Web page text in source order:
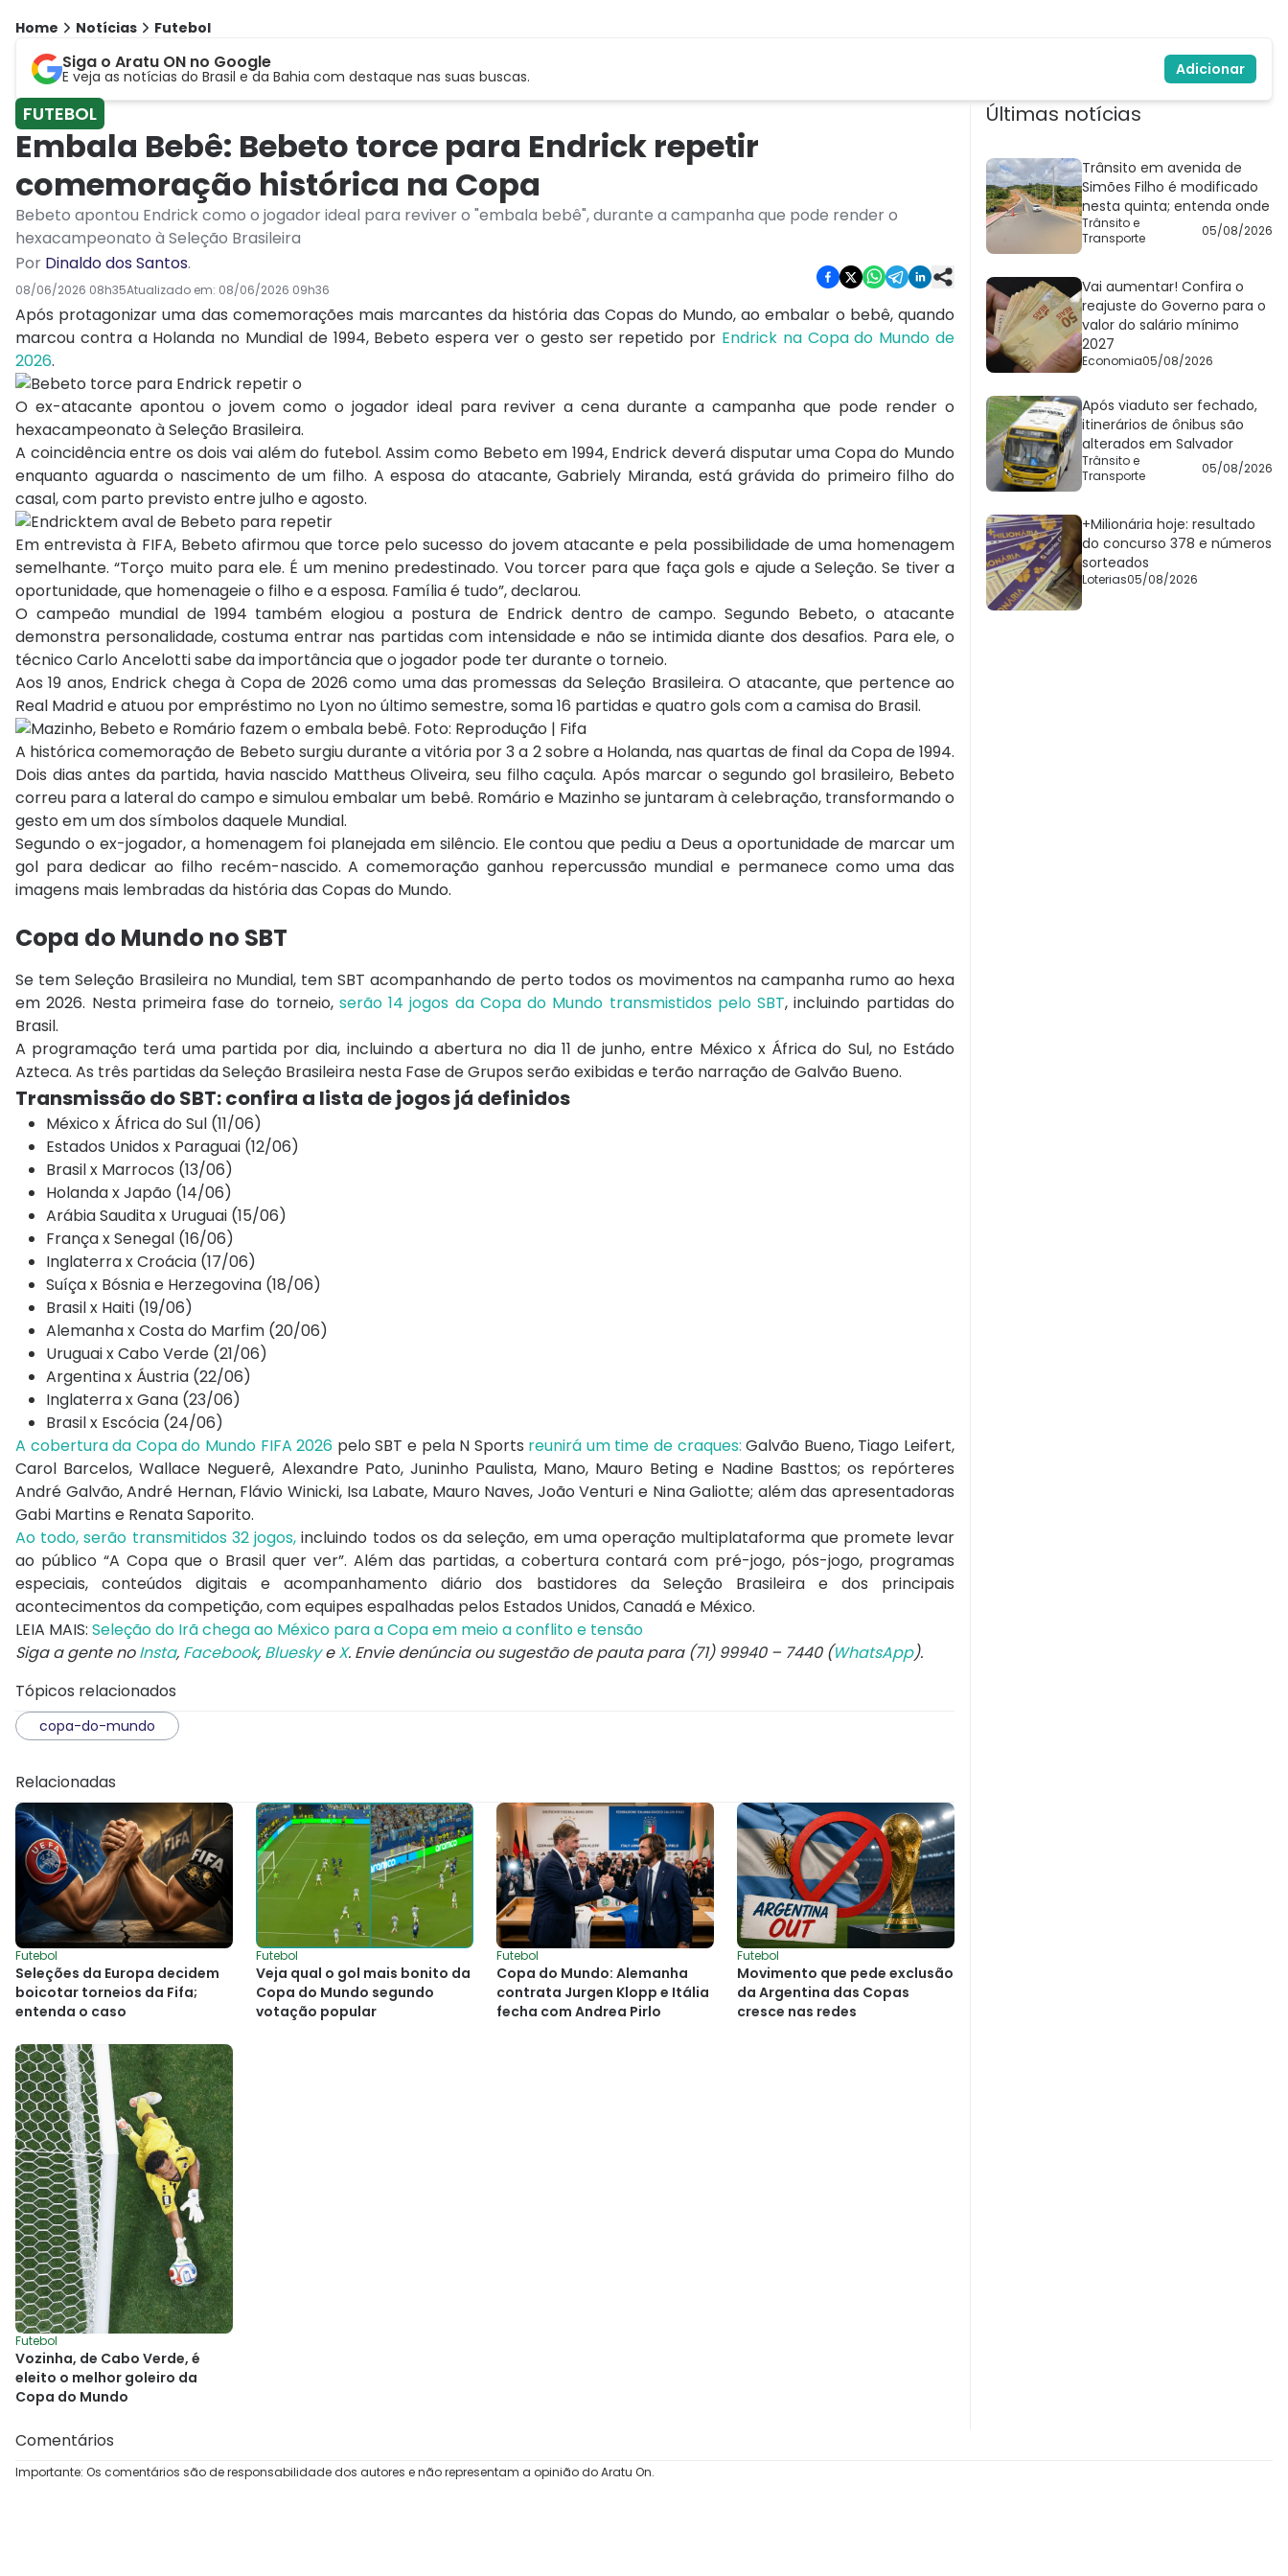
Home Notícias Futebol
Siga o Aratu ON no Google
E veja as notícias do Brasil e da Bahia com destaque nas suas buscas. Adicionar
FUTEBOL
Embala Bebê: Bebeto torce para Endrick repetir
comemoração histórica na Copa
Bebeto apontou Endrick como o jogador ideal para reviver o "embala bebê", durante a campanha que pode render o
hexacampeonato à Seleção Brasileira
Por Dinaldo dos Santos.
08/06/2026 08h35Atualizado em: 08/06/2026 09h36
Após protagonizar uma das comemorações mais marcantes da história das Copas do Mundo, ao embalar o bebê, quando
marcou contra a Holanda no Mundial de 1994, Bebeto espera ver o gesto ser repetido por Endrick na Copa do Mundo de
2026.
O ex-atacante apontou o jovem como o jogador ideal para reviver a cena durante a campanha que pode render o
hexacampeonato à Seleção Brasileira.
A coincidência entre os dois vai além do futebol. Assim como Bebeto em 1994, Endrick deverá disputar uma Copa do Mundo
enquanto aguarda o nascimento de um filho. A esposa do atacante, Gabriely Miranda, está grávida do primeiro filho do
casal, com parto previsto entre julho e agosto.
Em entrevista à FIFA, Bebeto afirmou que torce pelo sucesso do jovem atacante e pela possibilidade de uma homenagem
semelhante. “Torço muito para ele. É um menino predestinado. Vou torcer para que faça gols e ajude a Seleção. Se tiver a
oportunidade, que homenageie o filho e a esposa. Família é tudo”, declarou.
O campeão mundial de 1994 também elogiou a postura de Endrick dentro de campo. Segundo Bebeto, o atacante
demonstra personalidade, costuma entrar nas partidas com intensidade e não se intimida diante dos desafios. Para ele, o
técnico Carlo Ancelotti sabe da importância que o jogador pode ter durante o torneio.
Aos 19 anos, Endrick chega à Copa de 2026 como uma das promessas da Seleção Brasileira. O atacante, que pertence ao
Real Madrid e atuou por empréstimo no Lyon no último semestre, soma 16 partidas e quatro gols com a camisa do Brasil.
A histórica comemoração de Bebeto surgiu durante a vitória por 3 a 2 sobre a Holanda, nas quartas de final da Copa de 1994.
Dois dias antes da partida, havia nascido Mattheus Oliveira, seu filho caçula. Após marcar o segundo gol brasileiro, Bebeto
correu para a lateral do campo e simulou embalar um bebê. Romário e Mazinho se juntaram à celebração, transformando o
gesto em um dos símbolos daquele Mundial.
Segundo o ex-jogador, a homenagem foi planejada em silêncio. Ele contou que pediu a Deus a oportunidade de marcar um
gol para dedicar ao filho recém-nascido. A comemoração ganhou repercussão mundial e permanece como uma das
imagens mais lembradas da história das Copas do Mundo.
Copa do Mundo no SBT
Se tem Seleção Brasileira no Mundial, tem SBT acompanhando de perto todos os movimentos na campanha rumo ao hexa
em 2026. Nesta primeira fase do torneio, serão 14 jogos da Copa do Mundo transmistidos pelo SBT, incluindo partidas do
Brasil.
A programação terá uma partida por dia, incluindo a abertura no dia 11 de junho, entre México x África do Sul, no Estádo
Azteca. As três partidas da Seleção Brasileira nesta Fase de Grupos serão exibidas e terão narração de Galvão Bueno.
Transmissão do SBT: confira a lista de jogos já definidos
México x África do Sul (11/06)
Estados Unidos x Paraguai (12/06)
Brasil x Marrocos (13/06)
Holanda x Japão (14/06)
Arábia Saudita x Uruguai (15/06)
França x Senegal (16/06)
Inglaterra x Croácia (17/06)
Suíça x Bósnia e Herzegovina (18/06)
Brasil x Haiti (19/06)
Alemanha x Costa do Marfim (20/06)
Uruguai x Cabo Verde (21/06)
Argentina x Áustria (22/06)
Inglaterra x Gana (23/06)
Brasil x Escócia (24/06)
A cobertura da Copa do Mundo FIFA 2026 pelo SBT e pela N Sports reunirá um time de craques: Galvão Bueno, Tiago Leifert,
Carol Barcelos, Wallace Neguerê, Alexandre Pato, Juninho Paulista, Mano, Mauro Beting e Nadine Basttos; os repórteres
André Galvão, André Hernan, Flávio Winicki, Isa Labate, Mauro Naves, João Venturi e Nina Galiotte; além das apresentadoras
Gabi Martins e Renata Saporito.
Ao todo, serão transmitidos 32 jogos, incluindo todos os da seleção, em uma operação multiplataforma que promete levar
ao público “A Copa que o Brasil quer ver”. Além das partidas, a cobertura contará com pré-jogo, pós-jogo, programas
especiais, conteúdos digitais e acompanhamento diário dos bastidores da Seleção Brasileira e dos principais
acontecimentos da competição, com equipes espalhadas pelos Estados Unidos, Canadá e México.
LEIA MAIS: Seleção do Irã chega ao México para a Copa em meio a conflito e tensão
Siga a gente noInsta, Facebook, BlueskyeX. Envie denúncia ou sugestão de pauta para (71) 99940 – 7440 (WhatsApp).
Tópicos relacionados
copa-do-mundo
Relacionadas
Futebol
Seleções da Europa decidem
boicotar torneios da Fifa;
entenda o caso
Futebol
Veja qual o gol mais bonito da
Copa do Mundo segundo
votação popular
Futebol
Copa do Mundo: Alemanha
contrata Jurgen Klopp e Itália
fecha com Andrea Pirlo
Futebol
Movimento que pede exclusão
da Argentina das Copas
cresce nas redes
Futebol
Vozinha, de Cabo Verde, é
eleito o melhor goleiro da
Copa do Mundo
Últimas notícias
Trânsito em avenida de
Simões Filho é modificado
nesta quinta; entenda onde
Trânsito e
Transporte
05/08/2026
Vai aumentar! Confira o
reajuste do Governo para o
valor do salário mínimo
2027
Economia05/08/2026
Após viaduto ser fechado,
itinerários de ônibus são
alterados em Salvador
Trânsito e
Transporte
05/08/2026
+Milionária hoje: resultado
do concurso 378 e números
sorteados
Loterias05/08/2026
Comentários
Importante: Os comentários são de responsabilidade dos autores e não representam a opinião do Aratu On.